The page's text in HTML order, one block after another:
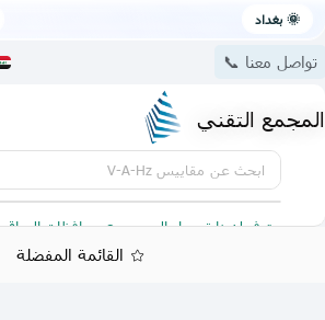
🌞 بغداد
تواصل معنا 📞
المجمع التقني
ابحث عن مقاييس V-A-Hz
يتوفر لدينا توصيل الى جميع محافظات العراق
القائمة المفضلة